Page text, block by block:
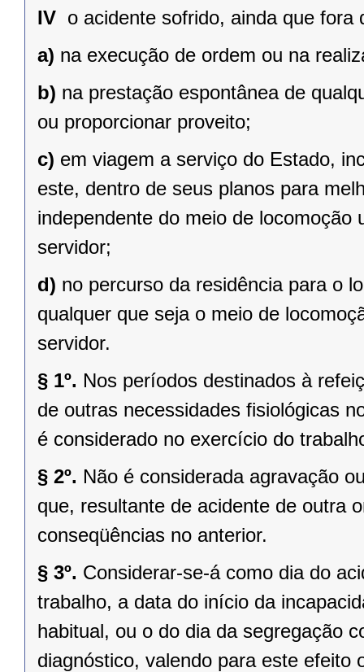
IV  o acidente sofrido, ainda que fora
a) na execução de ordem ou na
b) na prestação espontânea de
ou proporcionar proveito;
c) em viagem a serviço do Estado,
este, dentro de seus planos para
independente do meio de
servidor;
d) no percurso da residência para o
qualquer que seja o meio de
servidor.
§ 1º. Nos períodos destinados à
de outras necessidades fisiológicas
é considerado no exercício do
§ 2º. Não é considerada agravação
que, resultante de acidente de outra
conseqüências no anterior.
§ 3º. Considerar-se-á como dia do
trabalho, a data do início da
habitual, ou o do dia da segregação
diagnóstico, valendo para este efeito